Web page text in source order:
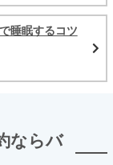
睡眠するコツ
ならバ